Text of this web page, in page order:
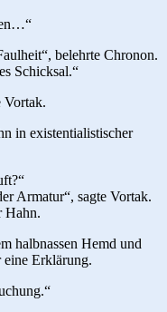
belehrte Chronon.
Schicksal.“
Vortak.
in existentialistischer
Armatur“, sagte Vortak.
Hahn.
halbnassen Hemd und
eine Erklärung.